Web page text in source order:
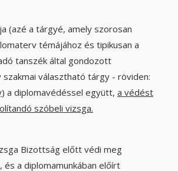
(azé a tárgyé, amely szorosan
témájához és tipikusan a
tanszék által gondozott
szakmai választható tárgy - röviden:
) a diplomavédéssel együtt, a védést
szóbeli vizsga.
Bizottság előtt védi meg
és a diplomamunkában előírt